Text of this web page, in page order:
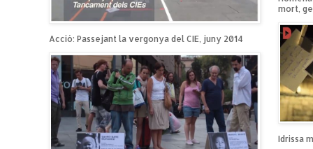
Acció: Passejant la vergonya del CIE, juny 2014
mort,
Idrissa